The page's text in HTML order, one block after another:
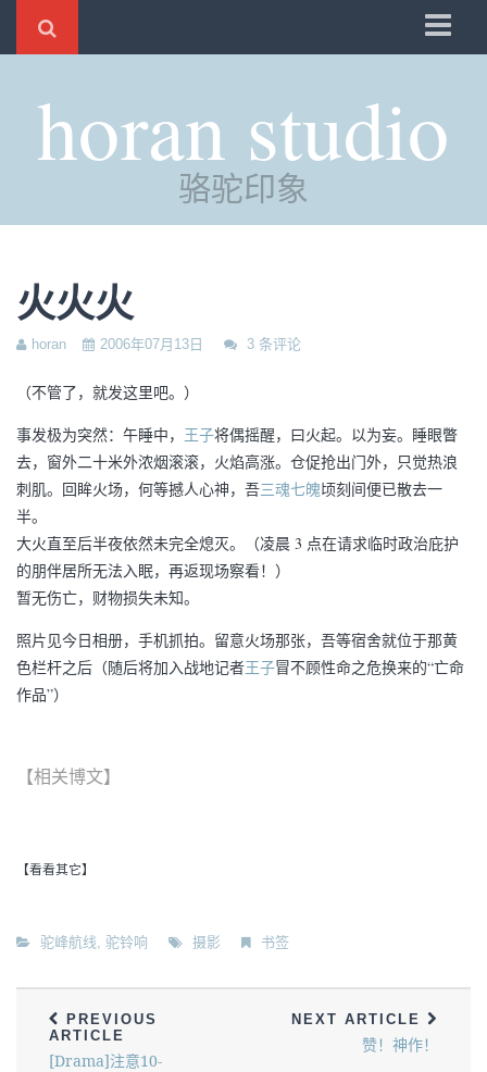
时光
评分
管理
horan studio
骆驼印象
火火火
horan 2006年07月13日 3 条评论
（不管了，就发这里吧。）
事发极为突然：午睡中， 王子将偶摇醒，曰火起。以为妄。睡眼瞥
去，窗外二十米外浓烟滚滚，火焰高涨。仓促抢出门外，只觉热浪
刺肌。回眸火场，何等撼人心神，吾三魂七魄顷刻间便已散去一
半。
大火直至后半夜依然未完全熄灭。（凌晨 3 点在请求临时政治庇护
的朋伴居所无法入眠，再返现场察看！）
暂无伤亡，财物损失未知。
照片见今日相册，手机抓拍。留意火场那张，吾等宿舍就位于那黄
色栏杆之后（随后将加入战地记者王子冒不顾性命之危换来的“亡命
作品”）
【相关博文】
【看看其它】
驼峰航线, 驼铃响 摄影 书签
PREVIOUS
ARTICLE
[Drama]注意10-
NEXT ARTICLE
赞！神作！